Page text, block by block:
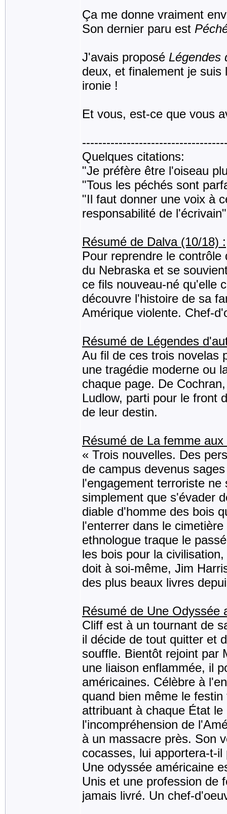
Ça me donne vraiment
Son dernier paru est
J'avais proposé Légendes
deux, et finalement je
ironie !
Et vous, est-ce que vous
Quelques citations:
"Je préfère être l'oiseau
"Tous les péchés sont
"Il faut donner une voix à
responsabilité de l'écrivain"
Résumé de Dalva (10/18) :
Pour reprendre le
du Nebraska et se
ce fils nouveau-né qu'elle
découvre l'histoire de sa
Amérique violente. Chef-
Résumé de Légendes
Au fil de ces trois novelas
une tragédie moderne ou
chaque page. De
Ludlow, parti pour le front
de leur destin.
Résumé de La femme
« Trois nouvelles. Des
de campus devenus
l'engagement terroriste
simplement que s'évader
diable d'homme des bois
l'enterrer dans le
ethnologue traque le
les bois pour la
doit à soi-même, Jim
des plus beaux livres
Résumé de Une Odyssée
Cliff est à un tournant de
il décide de tout quitter et
souffle. Bientôt rejoint par
une liaison enflammée, il
américaines. Célèbre à
quand bien même le
attribuant à chaque État
l'incompréhension de
à un massacre près. Son
cocasses, lui apportera-t-
Une odyssée américaine
Unis et une profession de
jamais livré. Un chef-